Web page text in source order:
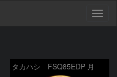
タカハシ FSQ85EDP 月